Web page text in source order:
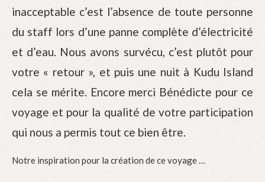
inacceptable c’est l’absence de toute personne
du staff lors d’une panne complète d’électricité
et d’eau. Nous avons survécu, c’est plutôt pour
votre « retour », et puis une nuit à Kudu Island
cela se mérite. Encore merci Bénédicte pour ce
voyage et pour la qualité de votre participation
qui nous a permis tout ce bien être.
Notre inspiration pour la création de ce voyage …